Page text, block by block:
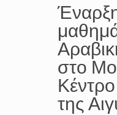
στο
της